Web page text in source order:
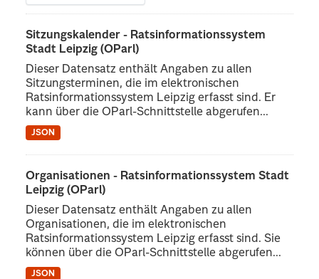
Sitzungskalender - Ratsinformationssystem
Stadt Leipzig (OParl)
Dieser Datensatz enthält Angaben zu allen
Sitzungsterminen, die im elektronischen
Ratsinformationssystem Leipzig erfasst sind. Er
kann über die OParl-Schnittstelle abgerufen...
JSON
Organisationen - Ratsinformationssystem Stadt
Leipzig (OParl)
Dieser Datensatz enthält Angaben zu allen
Organisationen, die im elektronischen
Ratsinformationssystem Leipzig erfasst sind. Sie
können über die OParl-Schnittstelle abgerufen...
JSON